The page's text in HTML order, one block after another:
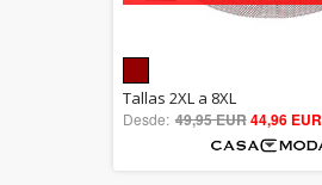
5.00
out of 5
Tallas 2XL a 8XL
Desde: 49,95 EUR44,96 EUR